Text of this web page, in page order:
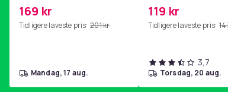
yoga og
hjemmegymnastikk Pink
169 kr
Tidligere laveste pris: 201 kr
mandag, 17 aug.
119 kr
Tidligere laveste pris:
3,7
torsdag, 20 aug.